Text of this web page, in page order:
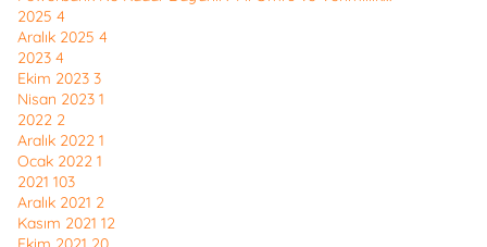
2025 4
Aralık 2025 4
2023 4
Ekim 2023 3
Nisan 2023 1
2022 2
Aralık 2022 1
Ocak 2022 1
2021 103
Aralık 2021 2
Kasım 2021 12